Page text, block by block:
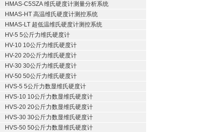
HMAS-C5SZA 维氏硬度计测量分析系统
HMAS-HT 高温维氏硬度计测控系统
HMAS-LT 超低温维氏硬度计测控系统
HV-5 5公斤力维氏硬度计
HV-10 10公斤力维氏硬度计
HV-20 20公斤力维氏硬度计
HV-30 30公斤力维氏硬度计
HV-50 50公斤力维氏硬度计
HVS-5 5公斤力数显维氏硬度计
HVS-10 10公斤力数显维氏硬度计
HVS-20 20公斤力数显维氏硬度计
HVS-30 30公斤力数显维氏硬度计
HVS-50 50公斤力数显维氏硬度计